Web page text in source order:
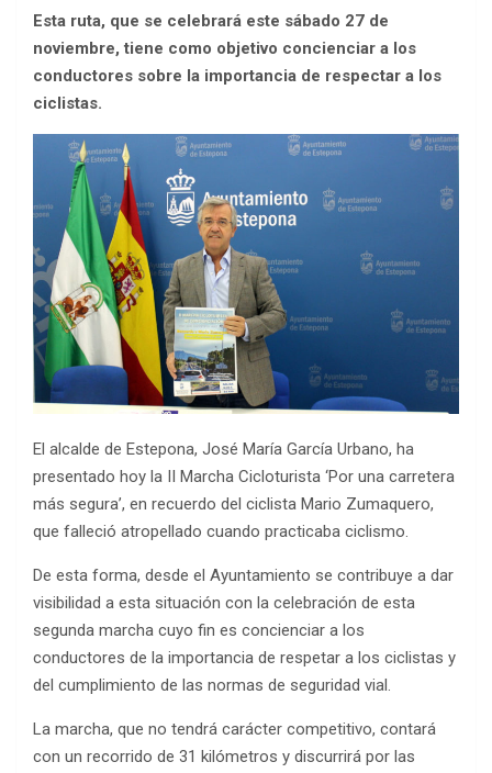
Esta ruta, que se celebrará este sábado 27 de
noviembre, tiene como objetivo concienciar a los
conductores sobre la importancia de respectar a los
ciclistas.
El alcalde de Estepona, José María García Urbano, ha
presentado hoy la II Marcha Cicloturista ‘Por una carretera
más segura’, en recuerdo del ciclista Mario Zumaquero,
que falleció atropellado cuando practicaba ciclismo.
De esta forma, desde el Ayuntamiento se contribuye a dar
visibilidad a esta situación con la celebración de esta
segunda marcha cuyo fin es concienciar a los
conductores de la importancia de respetar a los ciclistas y
del cumplimiento de las normas de seguridad vial.
La marcha, que no tendrá carácter competitivo, contará
con un recorrido de 31 kilómetros y discurrirá por las